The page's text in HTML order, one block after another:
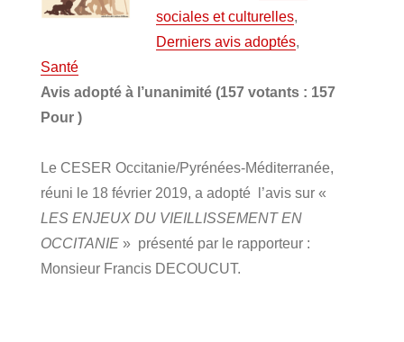
sociales et culturelles,
Derniers avis adoptés,
Santé
Avis adopté à l’unanimité (157 votants : 157
Pour )
Le CESER Occitanie/Pyrénées-Méditerranée,
réuni le 18 février 2019, a adopté l’avis sur «
LES ENJEUX DU VIEILLISSEMENT EN
OCCITANIE» présenté par le rapporteur :
Monsieur Francis DECOUCUT.